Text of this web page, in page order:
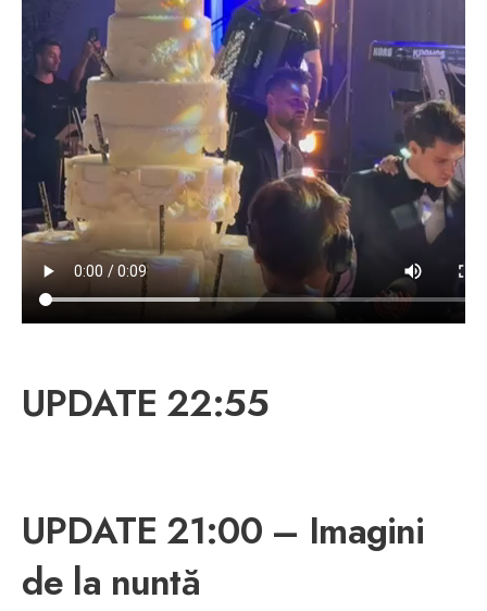
UPDATE 22:55
UPDATE 21:00 – Imagini
de la nuntă